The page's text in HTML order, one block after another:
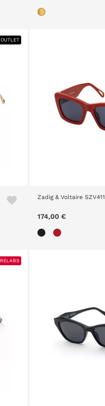
OUTLET
Zadig & Voltaire SZV411
174,00 €
RELABS